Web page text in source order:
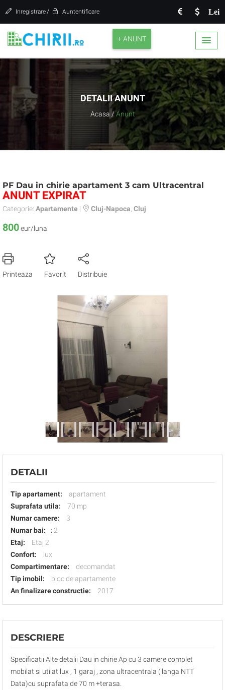
Lei
Inregistrare / Auntentificare
+ ANUNT
DETALII ANUNT
Acasa / Anunt
PF Dau in chirie apartament 3 cam Ultracentral
ANUNT EXPIRAT
Categorie: Apartamente | Cluj-Napoca Cluj
800eur/luna
Printeaza Favorit Distribuie
DETALII
Tip apartament:
apartament
Suprafata utila:
70 mp
Numar camere:
3
Numar bai:
: 2
Etaj:
Etaj 2
Confort:
lux
Compartimentare:
decomandat
Tip imobil:
bloc de apartamente
An finalizare constructie:
2017
DESCRIERE
Specificatii Alte detalii Dau in chirie Ap cu 3 camere complet
mobilat si utilat lux , 1 garaj , zona ultracentrala ( langa NTT
Data)cu suprafata de 70 m +terasa.